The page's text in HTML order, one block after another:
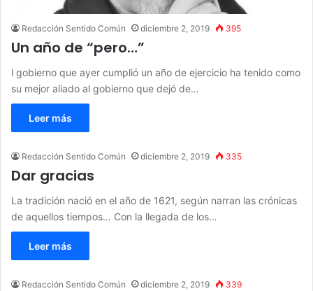
Redacción Sentido Común diciembre 2, 2019 395
Un año de “pero…”
l gobierno que ayer cumplió un año de ejercicio ha tenido como
su mejor aliado al gobierno que dejó de…
Leer más
Redacción Sentido Común diciembre 2, 2019 335
Dar gracias
La tradición nació en el año de 1621, según narran las crónicas
de aquellos tiempos… Con la llegada de los…
Leer más
Redacción Sentido Común diciembre 2, 2019 339